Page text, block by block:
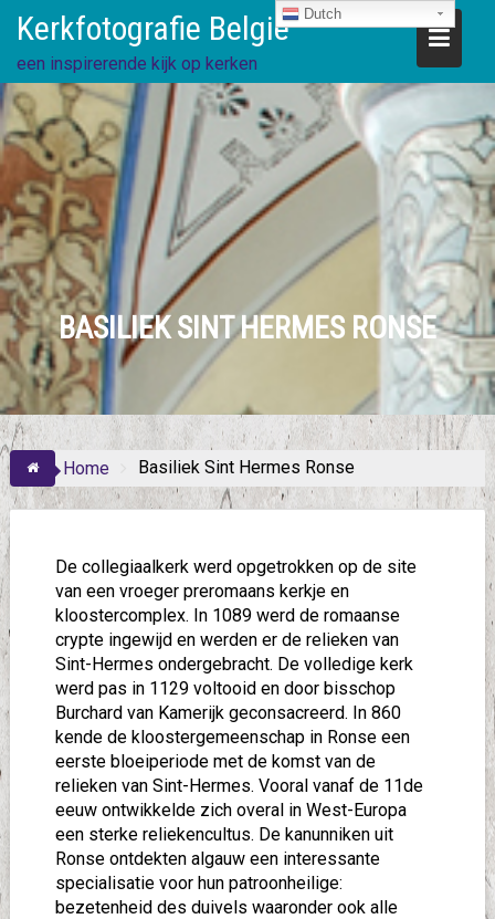
direct
naar
de
inhoud
Kerkfotografie België
een inspirerende kijk op kerken
BASILIEK SINT HERMES RONSE
Home Basiliek Sint Hermes Ronse
De collegiaalkerk werd opgetrokken op de site
van een vroeger preromaans kerkje en
kloostercomplex. In 1089 werd de romaanse
crypte ingewijd en werden er de relieken van
Sint-Hermes ondergebracht. De volledige kerk
werd pas in 1129 voltooid en door bisschop
Burchard van Kamerijk geconsacreerd. In 860
kende de kloostergemeenschap in Ronse een
eerste bloeiperiode met de komst van de
relieken van Sint-Hermes. Vooral vanaf de 11de
eeuw ontwikkelde zich overal in West-Europa
een sterke reliekencultus. De kanunniken uit
Ronse ontdekten algauw een interessante
specialisatie voor hun patroonheilige:
bezetenheid des duivels waaronder ook alle
Dutch